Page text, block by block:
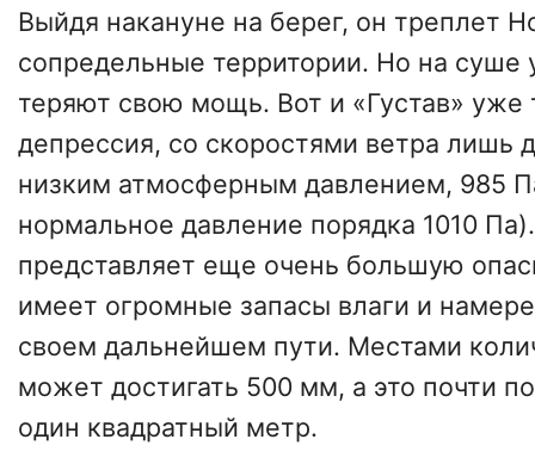
Выйдя накануне на берег, он треплет
сопредельные территории. Но на суше
теряют свою мощь. Вот и «Густав» уже
депрессия, со скоростями ветра лишь
низким атмосферным давлением, 985
нормальное давление порядка 1010
представляет еще очень большую
имеет огромные запасы влаги и
своем дальнейшем пути. Местами
может достигать 500 мм, а это почти
один квадратный метр.